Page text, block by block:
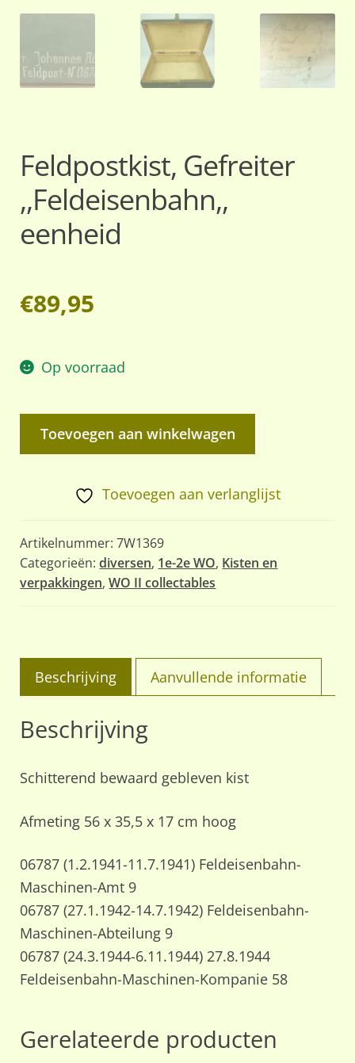
Feldpostkist, Gefreiter
,,Feldeisenbahn,,
eenheid
€89,95
Op voorraad
Feldpostkist,
Toevoegen aan winkelwagen
Toevoegen aan verlanglijst
Artikelnummer:7W1369
Categorieën:diversen, 1e-2e WO, Kisten en
verpakkingen,WO II collectables
Beschrijving Aanvullende informatie
Beschrijving
Schitterend bewaard gebleven kist
Afmeting 56 x 35,5 x 17 cm hoog
06787 (1.2.1941-11.7.1941) Feldeisenbahn-
Maschinen-Amt 9
06787 (27.1.1942-14.7.1942) Feldeisenbahn-
Maschinen-Abteilung 9
06787 (24.3.1944-6.11.1944) 27.8.1944
Feldeisenbahn-Maschinen-Kompanie 58
Gerelateerde producten